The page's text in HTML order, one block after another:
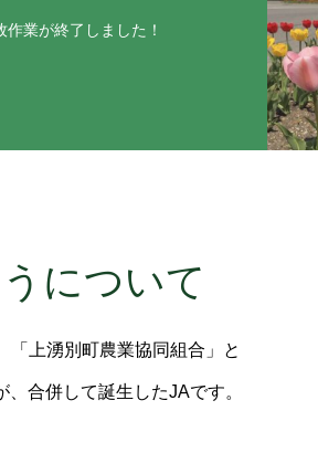
作業が終了しました！
について
「上湧別町農業協同組合」と
、合併して誕生したJAです。